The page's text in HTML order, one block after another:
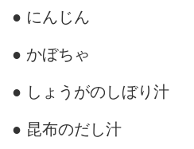
● にんじん
● かぼちゃ
● しょうがのしぼり汁
● 昆布のだし汁